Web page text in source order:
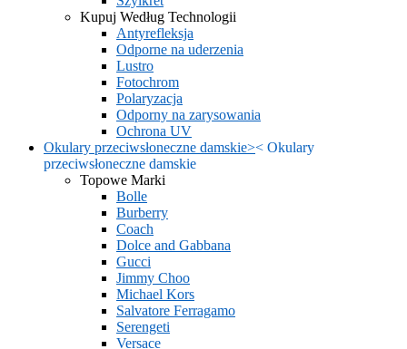
Kupuj Według Technologii
Antyrefleksja
Odporne na uderzenia
Lustro
Fotochrom
Polaryzacja
Odporny na zarysowania
Ochrona UV
Okulary przeciwsłoneczne damskie>< Okulary
przeciwsłoneczne damskie
Topowe Marki
Bolle
Burberry
Coach
Dolce and Gabbana
Gucci
Jimmy Choo
Michael Kors
Salvatore Ferragamo
Serengeti
Versace